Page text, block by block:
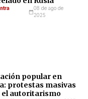
08 de ago de
2025
popular en
protestas masivas
el autoritarismo